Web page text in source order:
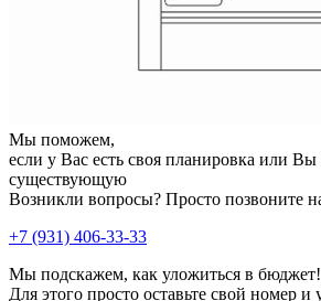
Мы поможем,
если у Вас есть своя планировка или Вы
существующую
Возникли вопросы? Просто позвоните
+7 (931) 406-33-33
Мы подскажем, как уложиться в бюджет!
Для этого просто оставьте свой номер и